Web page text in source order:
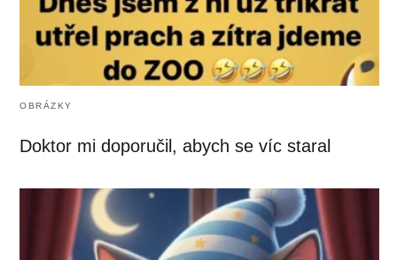
OBRÁZKY
Doktor mi doporučil, abych se víc staral